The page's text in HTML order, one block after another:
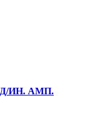
ИН. АМП.